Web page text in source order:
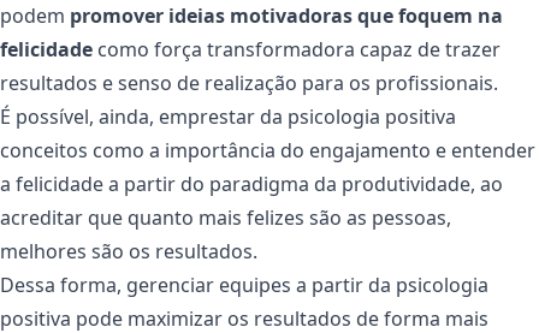
podem promover ideias motivadoras que foquem na
felicidade como força transformadora capaz de trazer
resultados e senso de realização para os profissionais.
É possível, ainda, emprestar da psicologia positiva
conceitos como a importância do engajamento e entender
a felicidade a partir do paradigma da produtividade, ao
acreditar que quanto mais felizes são as pessoas,
melhores são os resultados.
Dessa forma, gerenciar equipes a partir da psicologia
positiva pode maximizar os resultados de forma mais